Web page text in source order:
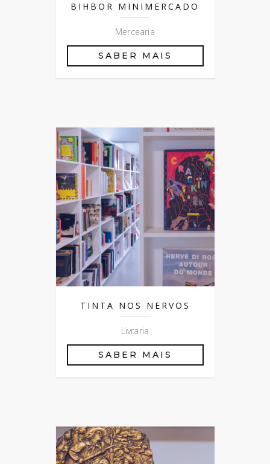
BIHBOR MINIMERCADO
Mercearia
SABER MAIS
TINTA NOS NERVOS
Livraria
SABER MAIS